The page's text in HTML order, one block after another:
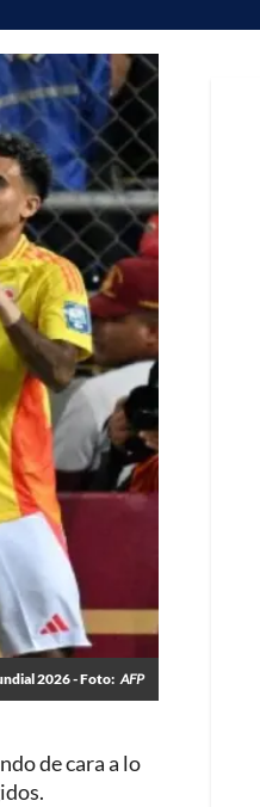
2026 - Foto: AFP
de cara a lo